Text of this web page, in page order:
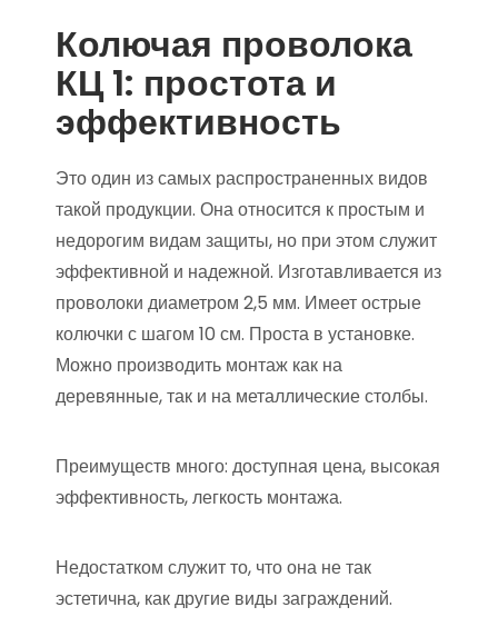
Колючая проволока
КЦ 1: простота и
эффективность
Это один из самых распространенных видов
такой продукции. Она относится к простым и
недорогим видам защиты, но при этом служит
эффективной и надежной. Изготавливается из
проволоки диаметром 2,5 мм. Имеет острые
колючки с шагом 10 см. Проста в установке.
Можно производить монтаж как на
деревянные, так и на металлические столбы.
Преимуществ много: доступная цена, высокая
эффективность, легкость монтажа.
Недостатком служит то, что она не так
эстетична, как другие виды заграждений.